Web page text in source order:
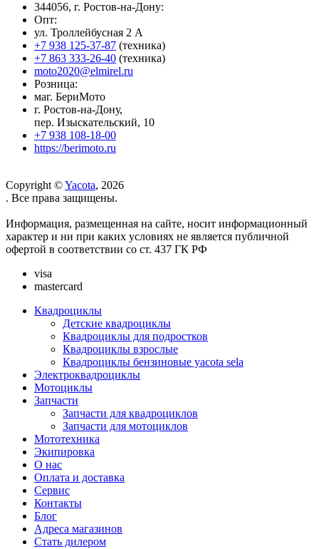
344056, г. Ростов-на-Дону:
Опт:
ул. Троллейбусная 2 А
+7 938 125-37-87 (техника)
+7 863 333-26-40 (техника)
moto2020@elmirel.ru
Розница:
маг. БериМото
г. Ростов-на-Дону,
пер. Изыскательский, 10
+7 938 108-18-00
https://berimoto.ru
Copyright ©Yacota, 2026
. Все права защищены.
Информация, размещенная на сайте, носит информационный
характер и ни при каких условиях не является публичной
офертой в соответствии со ст. 437 ГК РФ
visa
mastercard
Квадроциклы
Детские квадроциклы
Квадроциклы для подростков
Квадроциклы взрослые
Квадроциклы бензиновые yacota sela
Электроквадроциклы
Мотоциклы
Запчасти
Запчасти для квадроциклов
Запчасти для мотоциклов
Мототехника
Экипировка
О нас
Оплата и доставка
Сервис
Контакты
Блог
Адреса магазинов
Стать дилером